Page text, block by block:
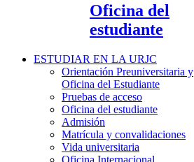
Oficina del
estudiante
ESTUDIAR EN LA URJC
Orientación Preuniversitaria y
Oficina del Estudiante
Pruebas de acceso
Oficina del estudiante
Admisión
Matrícula y convalidaciones
Vida universitaria